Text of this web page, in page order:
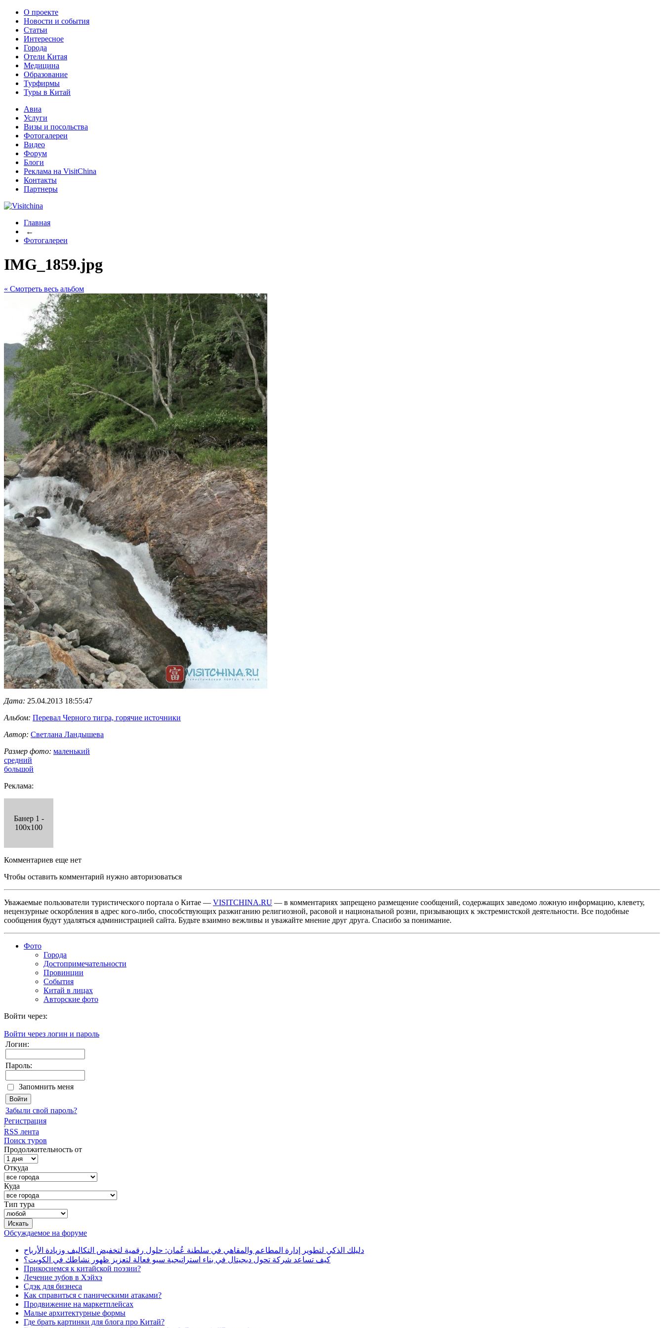
О проекте
Новости и события
Статьи
Интересное
Города
Отели Китая
Медицина
Образование
Турфирмы
Туры в Китай
Авиа
Услуги
Визы и посольства
Фотогалереи
Видео
Форум
Блоги
Реклама на VisitChina
Контакты
Партнеры
Главная
←
Фотогалереи
IMG_1859.jpg
« Cмотреть весь альбом
Дата: 25.04.2013 18:55:47
Альбом: Перевал Черного тигра, горячие источники
Автор: Светлана Ландышева
Размер фото: маленький
средний
большой
Реклама:
Банер 1 -
100x100
Комментариев еще нет
Чтобы оставить комментарий нужно авторизоваться
Уважаемые пользователи туристического портала о Китае — VISITCHINA.RU — в комментариях запрещено размещение сообщений, содержащих заведомо ложную информацию, клевету,
нецензурные оскорбления в адрес кого-либо, способствующих разжиганию религиозной, расовой и национальной розни, призывающих к экстремистской деятельности. Все подобные
сообщения будут удаляться администрацией сайта. Будьте взаимно вежливы и уважайте мнение друг друга. Спасибо за понимание.
Фото
Города
Достопримечательности
Провинции
События
Китай в лицах
Авторские фото
Войти через:
Войти через логин и пароль
Логин:
Пароль:
Запомнить меня
Забыли свой пароль?
Регистрация
RSS лента
Поиск туров
Продолжительность от
Откуда
Куда
Тип тура
Обсуждаемое на форуме
دليلك الذكي لتطوير إدارة المطاعم والمقاهي في سلطنة عُمان: حلول رقمية لتخفيض التكاليف وزيادة الأرباح
كيف تساعد شركة تحول ديجيتال في بناء استراتيجية سيو فعالة لتعزيز ظهور نشاطك في الكويت؟
Прикоснемся к китайской поэзии?
Лечение зубов в Хэйхэ
Сдэк для бизнеса
Как справиться с паническими атаками?
Продвижение на маркетплейсах
Малые архитектурные формы
Где брать картинки для блога про Китай?